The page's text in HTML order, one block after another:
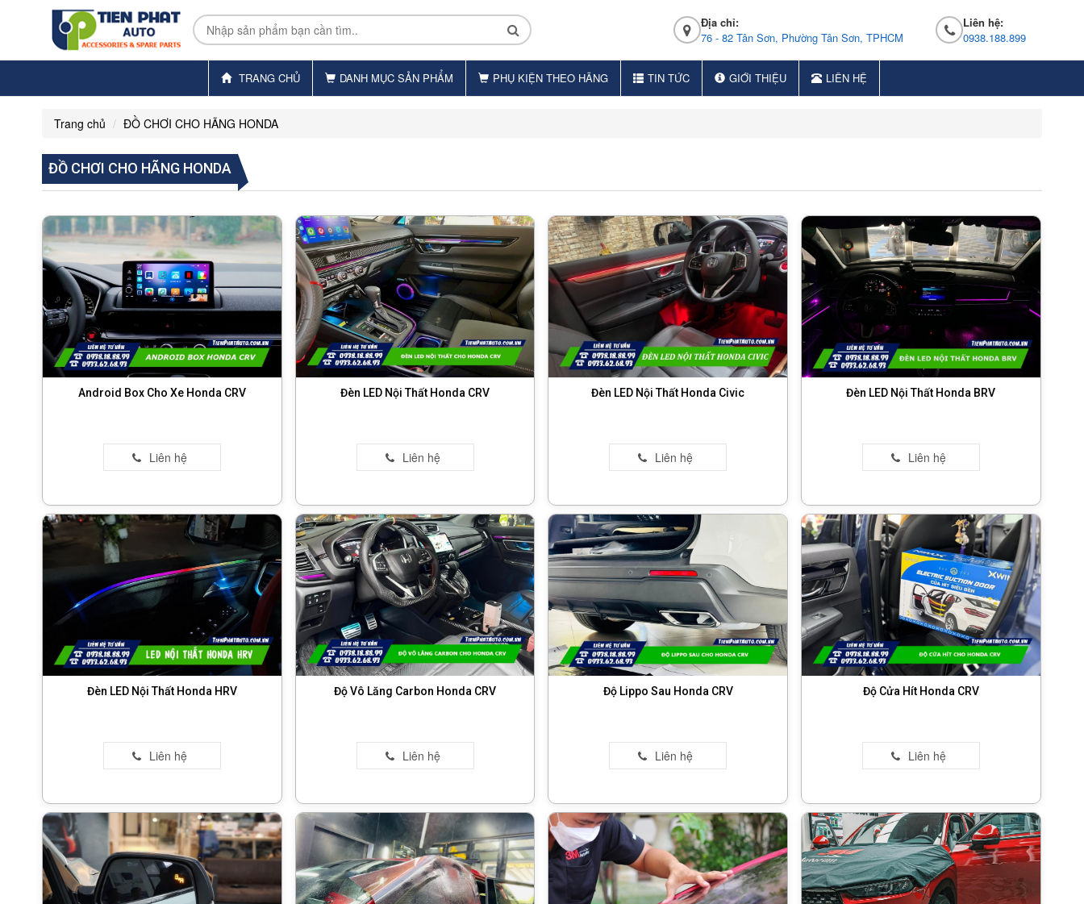
Địa chỉ:
76 - 82 Tân Sơn, Phường Tân Sơn, TPHCM
Liên hệ:
0938.188.899
TRANG CHỦ DANH MỤC SẢN PHẨM PHỤ KIỆN THEO HÃNG TIN TỨC GIỚI THIỆU LIÊN HỆ
Trang chủ ĐỒ CHƠI CHO HÃNG HONDA
ĐỒ CHƠI CHO HÃNG HONDA
Android Box Cho Xe Honda CRV Đèn LED Nội Thất Honda CRV Đèn LED Nội Thất Honda Civic Đèn LED Nội Thất Honda BRV
Đèn LED Nội Thất Honda HRV Độ Vô Lăng Carbon Honda CRV Độ Lippo Sau Honda CRV Độ Cửa Hít Honda CRV